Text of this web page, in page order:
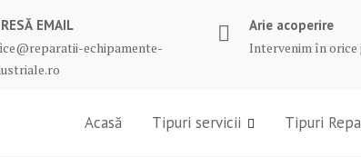
EMAIL
echipamente-
Arie acoperire
Intervenim în orice
Acasă Tipuri servicii Tipuri